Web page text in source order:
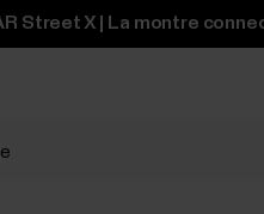
Street X | La montre